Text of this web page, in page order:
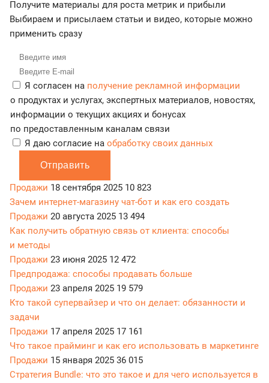
Получите материалы для роста метрик и прибыли
Выбираем и присылаем статьи и видео, которые можно
применить сразу
Я согласен на получение рекламной информации
о продуктах и услугах, экспертных материалов, новостях,
информации о текущих акциях и бонусах
по предоставленным каналам связи
Я даю согласие на обработку своих данных
Отправить
Продажи 18 сентября 2025 10 823
Зачем интернет-магазину чат-бот и как его создать
Продажи 20 августа 2025 13 494
Как получить обратную связь от клиента: способы
и методы
Продажи 23 июня 2025 12 472
Предпродажа: способы продавать больше
Продажи 23 апреля 2025 19 579
Кто такой супервайзер и что он делает: обязанности и
задачи
Продажи 17 апреля 2025 17 161
Что такое прайминг и как его использовать в маркетинге
Продажи 15 января 2025 36 015
Стратегия Bundle: что это такое и для чего используется в